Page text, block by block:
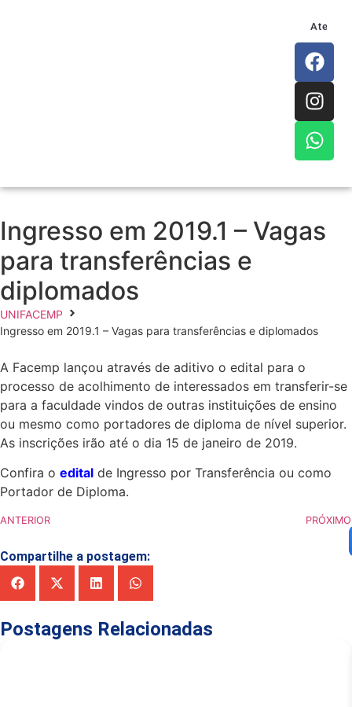
Ingresso em 2019.1 – Vagas
para transferências e
diplomados
UNIFACEMP
Ingresso em 2019.1 – Vagas para transferências e diplomados
A Facemp lançou através de aditivo o edital para o
processo de acolhimento de interessados em transferir-se
para a faculdade vindos de outras instituições de ensino
ou mesmo como portadores de diploma de nível superior.
As inscrições irão até o dia 15 de janeiro de 2019.
Confira o edital de Ingresso por Transferência ou como
Portador de Diploma.
ANTERIOR PRÓXIMO
Compartilhe a postagem:
Postagens Relacionadas